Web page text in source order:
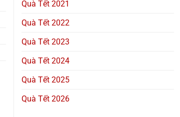
Quà Tết 2021
Quà Tết 2022
Quà Tết 2023
Quà Tết 2024
Quà Tết 2025
Quà Tết 2026